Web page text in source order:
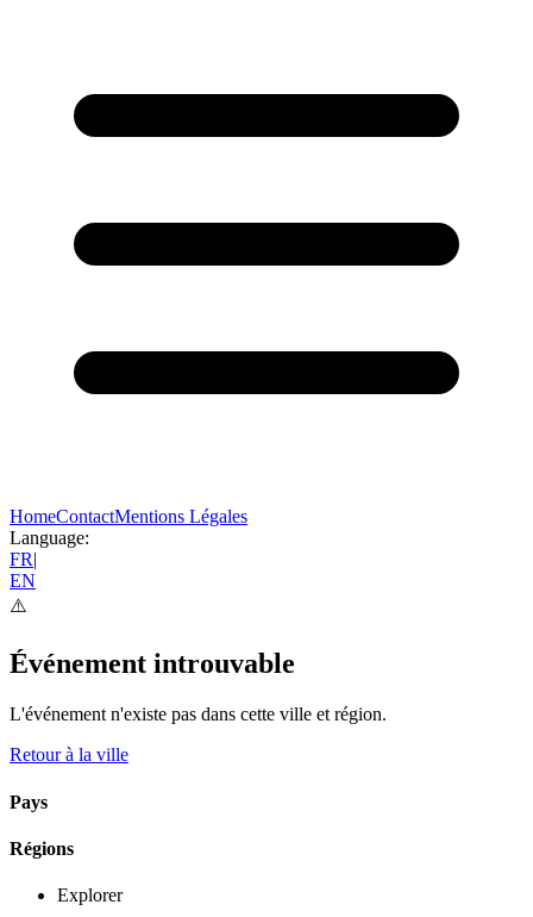
HomeContactMentions Légales
Language:
FR|
EN
⚠️
Événement introuvable
L'événement n'existe pas dans cette ville et région.
Retour à la ville
Pays
Régions
Explorer